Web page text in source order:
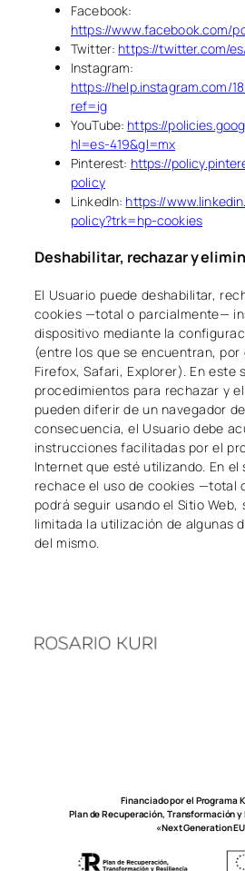
Facebook:
https://www.facebook.com/
Twitter: https://twitter.com/
Instagram:
https://help.instagram.com/
ref=ig
YouTube: https://
hl=es-419&gl=mx
Pinterest: https://
policy
LinkedIn: https://
policy?trk=hp-cookies
Deshabilitar, rechazar y
El Usuario puede deshabilitar,
cookies —total o parcialmente—
dispositivo mediante la
(entre los que se encuentran, por
Firefox, Safari, Explorer). En este
procedimientos para rechazar y
pueden diferir de un navegador
consecuencia, el Usuario debe
instrucciones facilitadas por el
Internet que esté utilizando. En el
rechace el uso de cookies —total
podrá seguir usando el Sitio
limitada la utilización de algunas
del mismo.
Financiado por el Programa
Plan de Recuperación, Transformación
«Next Generation